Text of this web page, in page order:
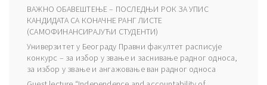
ВАЖНО ОБАВЕШТЕЊЕ – ПОСЛЕДЊИ РОК ЗА УПИС
КАНДИДАТА СА КОНАЧНЕ РАНГ ЛИСТЕ
(САМОФИНАНСИРАЈУЋИ СТУДЕНТИ)
Универзитет у Београду Правни факултет расписује
конкурс – за избор у звање и заснивање радног односа,
за избор у звање и ангажовање ван радног односа